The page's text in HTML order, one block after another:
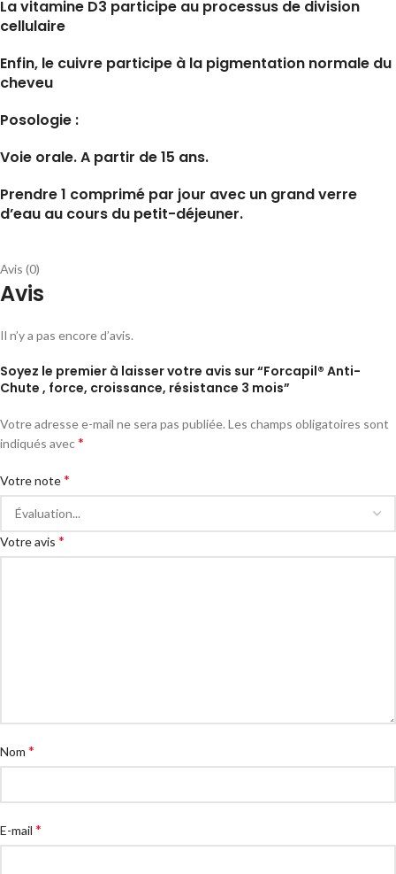
La vitamine D3 participe au processus de division
cellulaire
Enfin, le cuivre participe à la pigmentation normale du
cheveu
Posologie :
Voie orale. A partir de 15 ans.
Prendre 1 comprimé par jour avec un grand verre
d’eau au cours du petit-déjeuner.
Avis (0)
Avis
Il n’y a pas encore d’avis.
Soyez le premier à laisser votre avis sur “Forcapil® Anti-
Chute , force, croissance, résistance 3 mois”
Votre adresse e-mail ne sera pas publiée. Les champs obligatoires sont
indiqués avec*
Votre note*
Votre avis *
Nom *
E-mail *